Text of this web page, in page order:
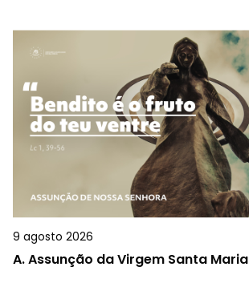
9 agosto 2026
A.Assunção da Virgem Santa Maria